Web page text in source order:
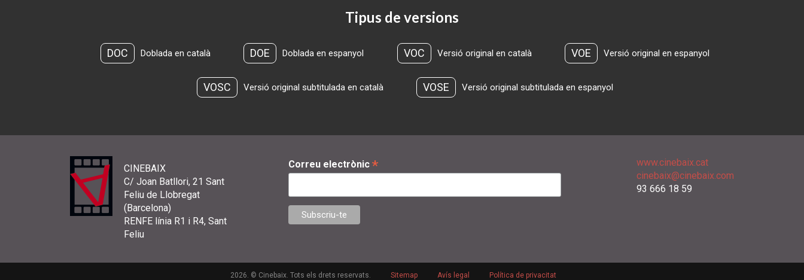
Tipus de versions
DOC Doblada en català DOE Doblada en espanyol VOC Versió original en català VOE Versió original en espanyol
VOSC Versió original subtitulada en català VOSE Versió original subtitulada en espanyol
CINEBAIX
C/ Joan Batllori, 21 Sant
Feliu de Llobregat
(Barcelona)
RENFE línia R1 i R4, Sant
Feliu
Correu electrònic *
www.cinebaix.cat
cinebaix@cinebaix.com
93 666 18 59
2026. © Cinebaix. Tots els drets reservats. Sitemap Avís legal Política de privacitat